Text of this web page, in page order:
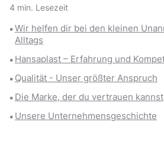
4 min. Lesezeit
Wir helfen dir bei den kleinen
Alltags
Hansaplast – Erfahrung und
Qualität - Unser größter Anspruch
Die Marke, der du vertrauen kannst
Unsere Unternehmensgeschichte